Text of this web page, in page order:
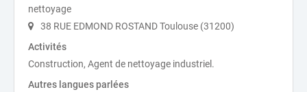
nettoyage
38 RUE EDMOND ROSTAND Toulouse (31200)
Activités
Construction, Agent de nettoyage industriel.
Autres langues parlées